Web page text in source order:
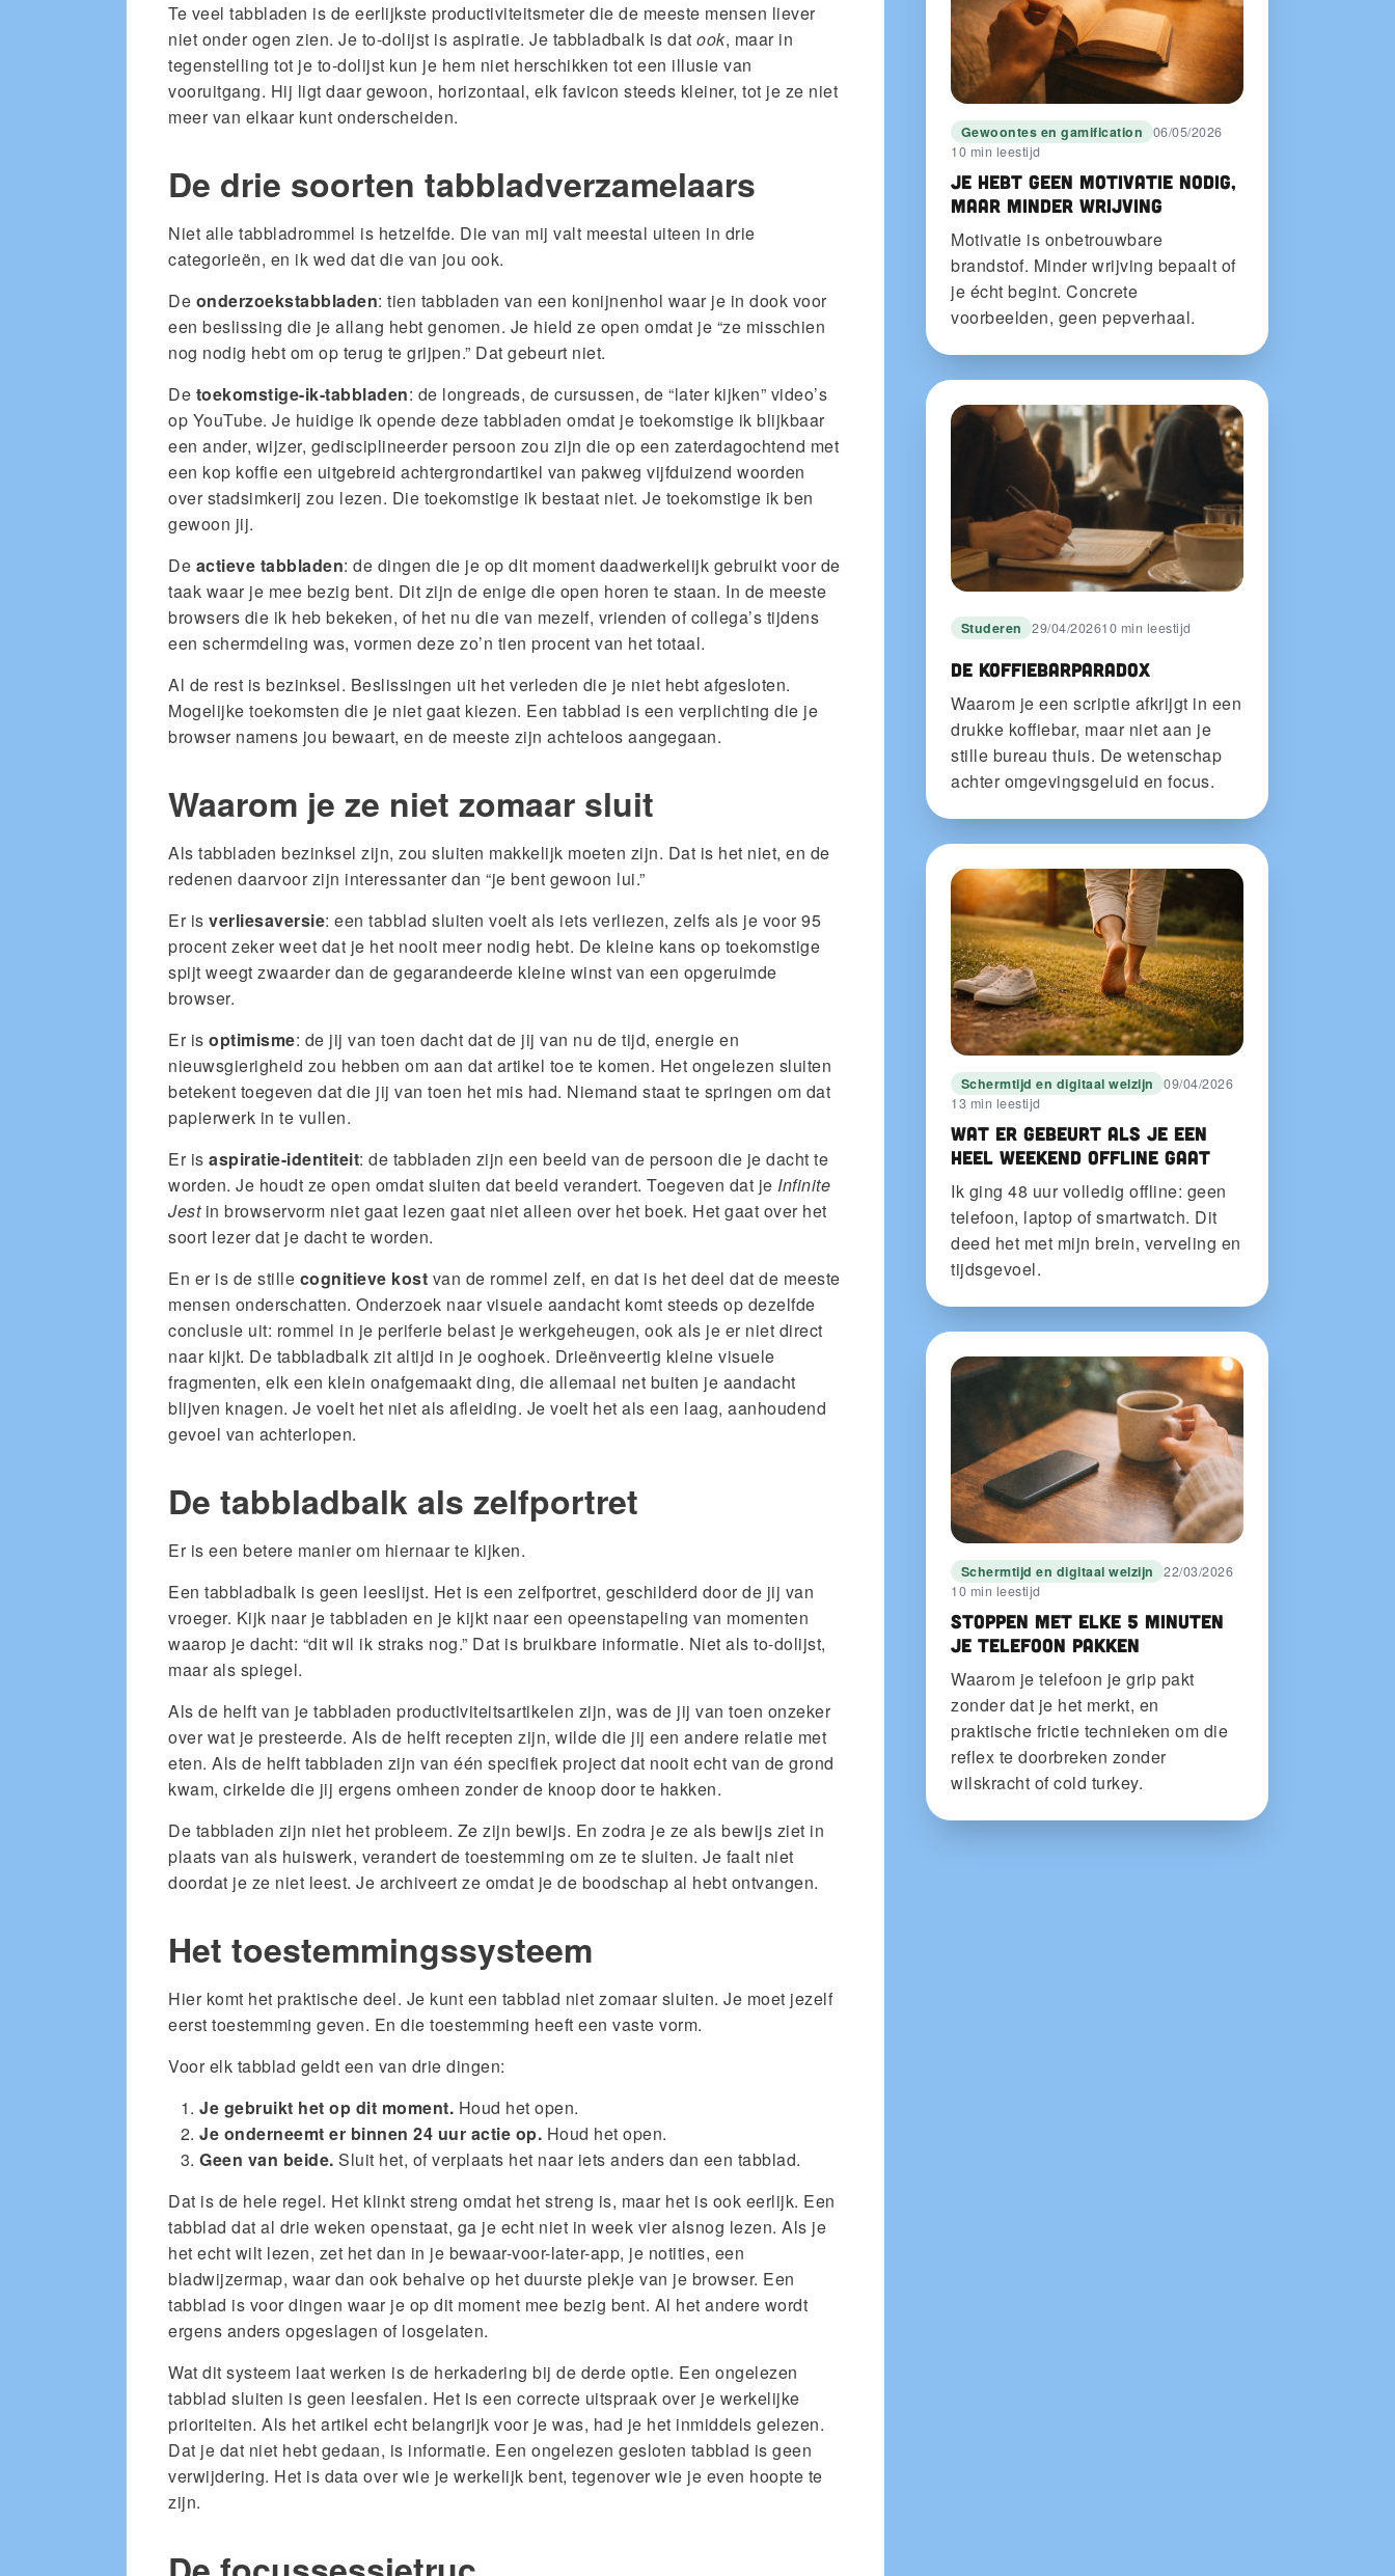
Te veel tabbladen is de eerlijkste productiviteitsmeter die de meeste mensen liever
niet onder ogen zien. Je to-dolijst is aspiratie. Je tabbladbalk is dat ook, maar in
tegenstelling tot je to-dolijst kun je hem niet herschikken tot een illusie van
vooruitgang. Hij ligt daar gewoon, horizontaal, elk favicon steeds kleiner, tot je ze niet
meer van elkaar kunt onderscheiden.
De drie soorten tabbladverzamelaars
Niet alle tabbladrommel is hetzelfde. Die van mij valt meestal uiteen in drie
categorieën, en ik wed dat die van jou ook.
De onderzoekstabbladen: tien tabbladen van een konijnenhol waar je in dook voor
een beslissing die je allang hebt genomen. Je hield ze open omdat je “ze misschien
nog nodig hebt om op terug te grijpen.” Dat gebeurt niet.
De toekomstige-ik-tabbladen: de longreads, de cursussen, de “later kijken” video’s
op YouTube. Je huidige ik opende deze tabbladen omdat je toekomstige ik blijkbaar
een ander, wijzer, gedisciplineerder persoon zou zijn die op een zaterdagochtend met
een kop koffie een uitgebreid achtergrondartikel van pakweg vijfduizend woorden
over stadsimkerij zou lezen. Die toekomstige ik bestaat niet. Je toekomstige ik ben
gewoon jij.
De actieve tabbladen: de dingen die je op dit moment daadwerkelijk gebruikt voor de
taak waar je mee bezig bent. Dit zijn de enige die open horen te staan. In de meeste
browsers die ik heb bekeken, of het nu die van mezelf, vrienden of collega’s tijdens
een schermdeling was, vormen deze zo’n tien procent van het totaal.
Al de rest is bezinksel. Beslissingen uit het verleden die je niet hebt afgesloten.
Mogelijke toekomsten die je niet gaat kiezen. Een tabblad is een verplichting die je
browser namens jou bewaart, en de meeste zijn achteloos aangegaan.
Waarom je ze niet zomaar sluit
Als tabbladen bezinksel zijn, zou sluiten makkelijk moeten zijn. Dat is het niet, en de
redenen daarvoor zijn interessanter dan “je bent gewoon lui.”
Er is verliesaversie: een tabblad sluiten voelt als iets verliezen, zelfs als je voor 95
procent zeker weet dat je het nooit meer nodig hebt. De kleine kans op toekomstige
spijt weegt zwaarder dan de gegarandeerde kleine winst van een opgeruimde
browser.
Er is optimisme: de jij van toen dacht dat de jij van nu de tijd, energie en
nieuwsgierigheid zou hebben om aan dat artikel toe te komen. Het ongelezen sluiten
betekent toegeven dat die jij van toen het mis had. Niemand staat te springen om dat
papierwerk in te vullen.
Er is aspiratie-identiteit: de tabbladen zijn een beeld van de persoon die je dacht te
worden. Je houdt ze open omdat sluiten dat beeld verandert. Toegeven dat je Infinite
Jestin browservorm niet gaat lezen gaat niet alleen over het boek. Het gaat over het
soort lezer dat je dacht te worden.
En er is de stille cognitieve kost van de rommel zelf, en dat is het deel dat de meeste
mensen onderschatten. Onderzoek naar visuele aandacht komt steeds op dezelfde
conclusie uit: rommel in je periferie belast je werkgeheugen, ook als je er niet direct
naar kijkt. De tabbladbalk zit altijd in je ooghoek. Drieënveertig kleine visuele
fragmenten, elk een klein onafgemaakt ding, die allemaal net buiten je aandacht
blijven knagen. Je voelt het niet als afleiding. Je voelt het als een laag, aanhoudend
gevoel van achterlopen.
De tabbladbalk als zelfportret
Er is een betere manier om hiernaar te kijken.
Een tabbladbalk is geen leeslijst. Het is een zelfportret, geschilderd door de jij van
vroeger. Kijk naar je tabbladen en je kijkt naar een opeenstapeling van momenten
waarop je dacht: “dit wil ik straks nog.” Dat is bruikbare informatie. Niet als to-dolijst,
maar als spiegel.
Als de helft van je tabbladen productiviteitsartikelen zijn, was de jij van toen onzeker
over wat je presteerde. Als de helft recepten zijn, wilde die jij een andere relatie met
eten. Als de helft tabbladen zijn van één specifiek project dat nooit echt van de grond
kwam, cirkelde die jij ergens omheen zonder de knoop door te hakken.
De tabbladen zijn niet het probleem. Ze zijn bewijs. En zodra je ze als bewijs ziet in
plaats van als huiswerk, verandert de toestemming om ze te sluiten. Je faalt niet
doordat je ze niet leest. Je archiveert ze omdat je de boodschap al hebt ontvangen.
Het toestemmingssysteem
Hier komt het praktische deel. Je kunt een tabblad niet zomaar sluiten. Je moet jezelf
eerst toestemming geven. En die toestemming heeft een vaste vorm.
Voor elk tabblad geldt een van drie dingen:
Je gebruikt het op dit moment. Houd het open.
Je onderneemt er binnen 24 uur actie op. Houd het open.
Geen van beide. Sluit het, of verplaats het naar iets anders dan een tabblad.
Dat is de hele regel. Het klinkt streng omdat het streng is, maar het is ook eerlijk. Een
tabblad dat al drie weken openstaat, ga je echt niet in week vier alsnog lezen. Als je
het echt wilt lezen, zet het dan in je bewaar-voor-later-app, je notities, een
bladwijzermap, waar dan ook behalve op het duurste plekje van je browser. Een
tabblad is voor dingen waar je op dit moment mee bezig bent. Al het andere wordt
ergens anders opgeslagen of losgelaten.
Wat dit systeem laat werken is de herkadering bij de derde optie. Een ongelezen
tabblad sluiten is geen leesfalen. Het is een correcte uitspraak over je werkelijke
prioriteiten. Als het artikel echt belangrijk voor je was, had je het inmiddels gelezen.
Dat je dat niet hebt gedaan, is informatie. Een ongelezen gesloten tabblad is geen
verwijdering. Het is data over wie je werkelijk bent, tegenover wie je even hoopte te
zijn.
Gewoontes en gamification 06/05/2026
10 min leestijd
Je hebt geen motivatie nodig,
maar minder wrijving
Motivatie is onbetrouwbare
brandstof. Minder wrijving bepaalt of
je écht begint. Concrete
voorbeelden, geen pepverhaal.
Studeren 29/04/202610 min leestijd
De koffiebarparadox
Waarom je een scriptie afkrijgt in een
drukke koffiebar, maar niet aan je
stille bureau thuis. De wetenschap
achter omgevingsgeluid en focus.
Schermtijd en digitaal welzijn
09/04/2026
13 min leestijd
Wat er gebeurt als je een
heel weekend offline gaat
Ik ging 48 uur volledig offline: geen
telefoon, laptop of smartwatch. Dit
deed het met mijn brein, verveling en
tijdsgevoel.
Schermtijd en digitaal welzijn
22/03/2026
10 min leestijd
Stoppen met elke 5 minuten
je telefoon pakken
Waarom je telefoon je grip pakt
zonder dat je het merkt, en
praktische frictie technieken om die
reflex te doorbreken zonder
wilskracht of cold turkey.